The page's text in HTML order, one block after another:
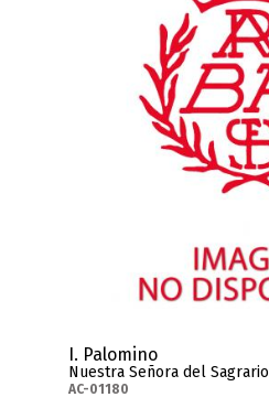
I. Palomino
Nuestra Señora del Sagrario
AC-01180